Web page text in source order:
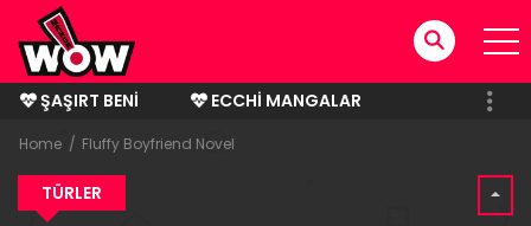
ŞAŞIRT BENI
ECCHI MANGALAR
BITMIŞ MANGALAR
Home Fluffy Boyfriend Novel
TÜRLER